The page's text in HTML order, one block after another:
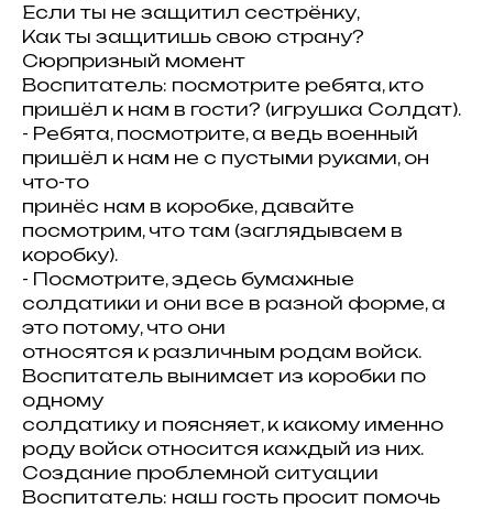
Если ты не защитил сестрёнку,
Как ты защитишь свою страну?
Сюрпризный момент
Воспитатель: посмотрите ребята, кто
пришёл к нам в гости? (игрушка Солдат).
- Ребята, посмотрите, а ведь военный
пришёл к нам не с пустыми руками, он
что-то
принёс нам в коробке, давайте
посмотрим, что там (заглядываем в
коробку).
- Посмотрите, здесь бумажные
солдатики и они все в разной форме, а
это потому, что они
относятся к различным родам войск.
Воспитатель вынимает из коробки по
одному
солдатику и поясняет, к какому именно
роду войск относится каждый из них.
Создание проблемной ситуации
Воспитатель: наш гость просит помочь